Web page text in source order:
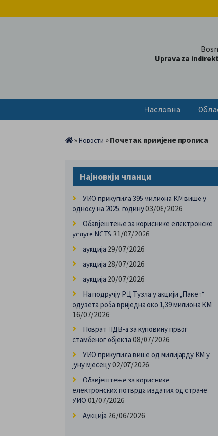
Uprava za
Насловна
»Новости » Почетак примјене прописа
Најновији чланци
УИО прикупила 395 милиона КМ више у
односу на 2025. годину03/08/2026
Обавјештење за кориснике електронске
услуге NCTS 31/07/2026
аукција 29/07/2026
аукција 28/07/2026
аукција 20/07/2026
На подручју РЦ Тузла у акцији „Пакет“
одузета роба вриједна око 1,39 милиона КМ
16/07/2026
Поврат ПДВ-а за куповину првог
стамбеног објекта 08/07/2026
УИО прикупила више од милијарду КМ у
јуну мјесецу02/07/2026
Обавјештење за кориснике
електронских потврда издатих од стране
УИО 01/07/2026
Аукција 26/06/2026